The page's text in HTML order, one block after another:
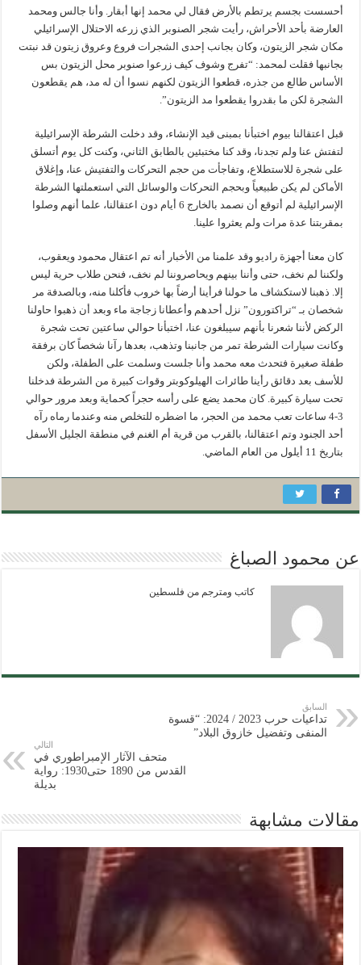
أحسست بجسم يرتطم بالأرض فقال لي محمد إنها أبقار. وأنا جالس ومحمد
العارضة بأحد الأحراش، رأيت شجر الصنوبر الذي زرعه الاحتلال الإسرائيلي
مكان شجر الزيتون، وكان بجانب إحدى الشجرات فروع وعروق زيتون قد نبتت
بجانبها فقلت لمحمد: “تفرج وشوف كيف زرعوا صنوبر محل الزيتون بس
الأساس طالع من جذره، قطعوا الزيتون لكنهم نسوا أن له مد، هم يقطعون
الشجرة لكن ما بقدروا يقطعوا مد الزيتون”.
قبل اعتقالنا بيوم اختبأنا بمبنى قيد الإنشاء، وقد دخلت الشرطة الإسرائيلية
لتفتش عنا ولم تجدنا، وقد كنا مختبئين بالطابق الثاني، وكنت كل يوم أتسلق
على شجرة للاستطلاع، وتفاجأت من حجم التحركات والتفتيش عنا، وإغلاق
الأماكن لم يكن طبيعياً وبحجم التحركات والوسائل التي استعملتها الشرطة
الإسرائيلية لم أتوقع أن نصمد بالخارج 6 أيام دون اعتقالنا، علما أنهم وصلوا
بمقربتنا عدة مرات ولم يعثروا علينا.
كان معنا أجهزة راديو وقد علمنا من الأخبار أنه تم اعتقال محمود ويعقوب،
ولكننا لم نخف، حتى وأننا بينهم ويحاصروننا لم نخف، فنحن طلاب حرية ليس
إلا. ذهبنا لاستكشاف ما حولنا فرأينا أرضاً بها خروب فأكلنا منه، وبالصدفة مر
شخصان بـ “تراكتورون” نزل أحدهم وأعطانا زجاجة ماء وبعد أن ذهبوا حاولنا
الركض لأننا شعرنا بأنهم سيبلغون عنا، اختبأنا حوالي ساعتين تحت شجرة
وكانت سيارات الشرطة تمر من جانبنا وتذهب، بعدها رآنا شخصاً كان برفقة
طفلة صغيرة فتحدث معه محمد وأنا جلست وسلمت على الطفلة، ولكن
للأسف بعد دقائق رأينا طائرات الهيلوكوبتر وقوات كبيرة من الشرطة فدخلنا
تحت سيارة كبيرة. كان محمد يضع على رأسه حجراً كحماية وبعد مرور حوالي
3-4 ساعات تعب محمد من الحجر، ما اضطره للتخلص منه وعندما رماه رآه
أحد الجنود وتم اعتقالنا، بالقرب من قرية أم الغنم في منطقة الجليل الأسفل
بتاريخ 11 أيلول من العام الماضي.
عن محمود الصباغ
كاتب ومترجم من فلسطين
السابق
تداعيات حرب 2023 / 2024: “قسوة
المنفى وتفضيل خازوق البلاد”
التالي
متحف الآثار الإمبراطوري في
القدس من 1890 حتى1930: رواية
بديلة
مقالات مشابهة